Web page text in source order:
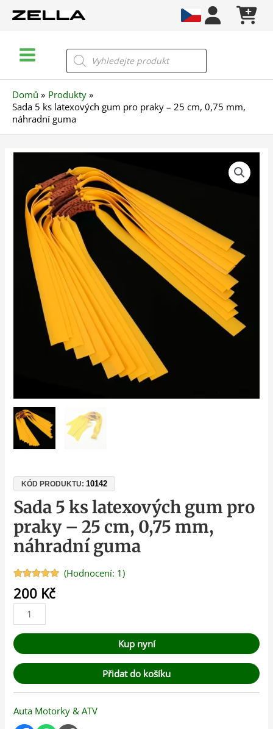
Menu
Products
search
Domů
Produkty
Sada 5 ks latexových gum pro praky – 25 cm, 0,75 mm,
náhradní guma
KÓD PRODUKTU:10142
Sada 5 ks latexových gum pro
praky – 25 cm, 0,75 mm,
náhradní guma
Hodnoceno
5.00z 5 na
základě
1
hodnocení
zákazníka
(Hodnocení: 1)
200 Kč
latexových
gum
pro
praky
náhradní
Kup nyní
Přidat do košíku
Auta Motorky & ATV